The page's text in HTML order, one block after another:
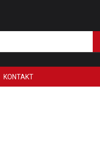
KONTAKT